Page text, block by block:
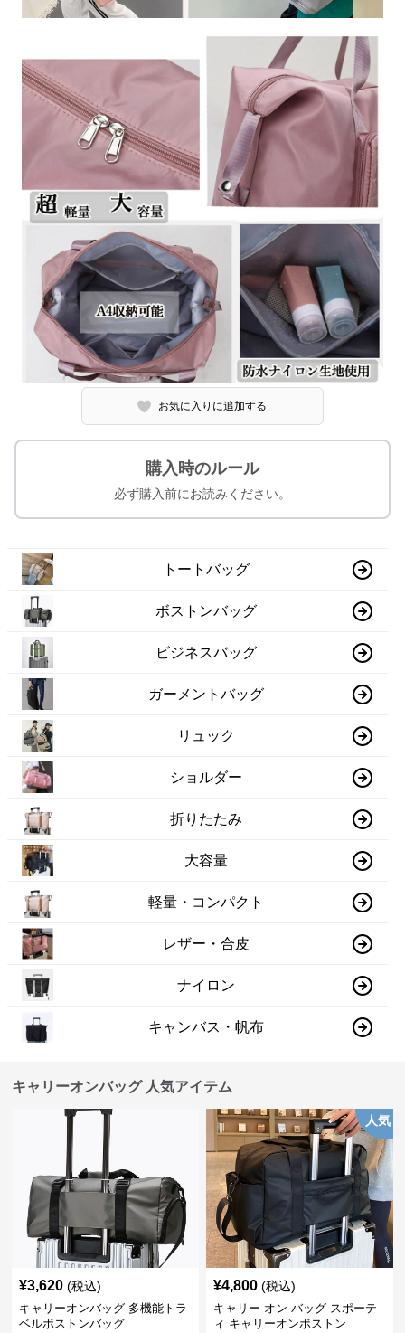
お気に入りに追加する
購入時のルール
必ず購入前にお読みください。
トートバッグ
ボストンバッグ
ビジネスバッグ
ガーメントバッグ
リュック
ショルダー
折りたたみ
大容量
軽量・コンパクト
レザー・合皮
ナイロン
キャンバス・帆布
キャリーオンバッグ 人気アイテム
¥3,620 (税込)
キャリーオンバッグ 多機能トラ
ベルボストンバッグ
人気
¥4,800 (税込)
キャリー オン バッグ スポーテ
ィ キャリーオンボストン